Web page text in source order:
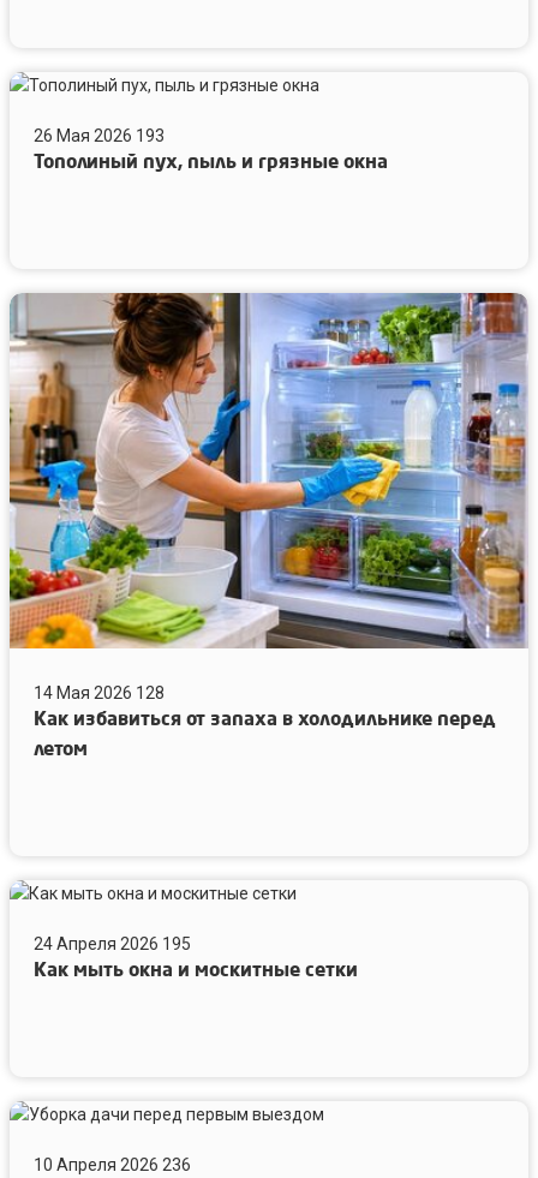
Тополиный
пыль26 Мая 2026 193
Тополиный пух, пыль и грязные окна
Как
избавиться
от
запаха
в
холодильнике
перед
летом
14 Мая 2026 128
Как избавиться от запаха в холодильнике перед
летом
Как
окна24 Апреля 2026 195
Как мыть окна и москитные сетки
Уборка
перед
10 Апреля 2026 236